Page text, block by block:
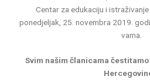
Centar za edukaciju i istraživanje
ponedjeljak, 25. novembra 2019.
vama.
Svim našim članicama